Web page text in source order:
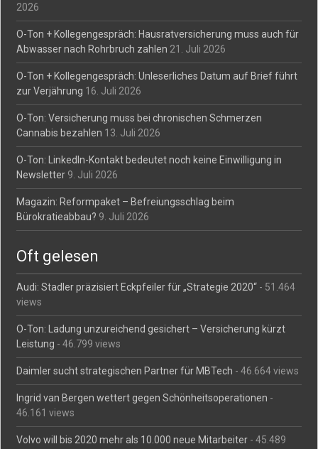
2026
O-Ton + Kollegengespräch: Hausratversicherung muss auch für
Abwasser nach Rohrbruch zahlen 21. Juli 2026
O-Ton + Kollegengespräch: Unleserliches Datum auf Brief führt
zur Verjährung 16. Juli 2026
O-Ton: Versicherung muss bei chronischen Schmerzen
Cannabis bezahlen 13. Juli 2026
O-Ton: LinkedIn-Kontakt bedeutet noch keine Einwilligung in
Newsletter 9. Juli 2026
Magazin: Reformpaket – Befreiungsschlag beim
Bürokratieabbau? 9. Juli 2026
Oft gelesen
Audi: Stadler präzisiert Eckpfeiler für „Strategie 2020“ - 51.464
views
O-Ton: Ladung unzureichend gesichert – Versicherung kürzt
Leistung - 46.799 views
Daimler sucht strategischen Partner für MBTech - 46.664 views
Ingrid van Bergen wettert gegen Schönheitsoperationen -
46.161 views
Volvo will bis 2020 mehr als 10.000 neue Mitarbeiter - 45.489